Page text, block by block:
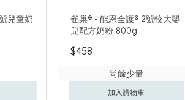
兒童奶
雀巢® - 能恩全護® 2號較大嬰
兒配方奶粉 800g
$458
尚餘少量
加入購物車